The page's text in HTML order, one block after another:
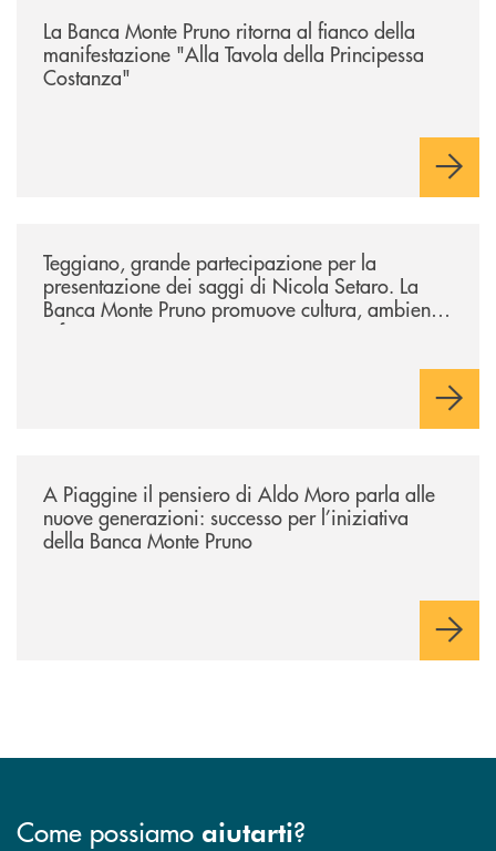
La Banca Monte Pruno ritorna al fianco della
manifestazione "Alla Tavola della Principessa
Costanza"
Teggiano, grande partecipazione per la
presentazione dei saggi di Nicola Setaro. La
Banca Monte Pruno promuove cultura, ambiente
e futuro
A Piaggine il pensiero di Aldo Moro parla alle
nuove generazioni: successo per l’iniziativa
della Banca Monte Pruno
Come possiamo aiutarti?